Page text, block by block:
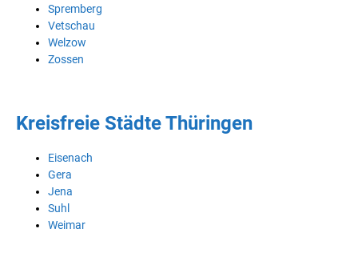
Spremberg
Vetschau
Welzow
Zossen
Kreisfreie Städte Thüringen
Eisenach
Gera
Jena
Suhl
Weimar